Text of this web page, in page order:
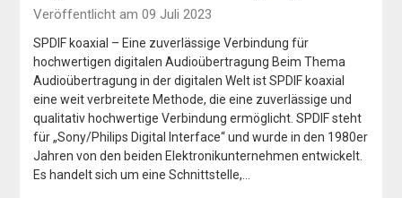
Veröffentlicht am 09 Juli 2023
SPDIF koaxial – Eine zuverlässige Verbindung für
hochwertigen digitalen Audioübertragung Beim Thema
Audioübertragung in der digitalen Welt ist SPDIF koaxial
eine weit verbreitete Methode, die eine zuverlässige und
qualitativ hochwertige Verbindung ermöglicht. SPDIF steht
für „Sony/Philips Digital Interface“ und wurde in den 1980er
Jahren von den beiden Elektronikunternehmen entwickelt.
Es handelt sich um eine Schnittstelle,…